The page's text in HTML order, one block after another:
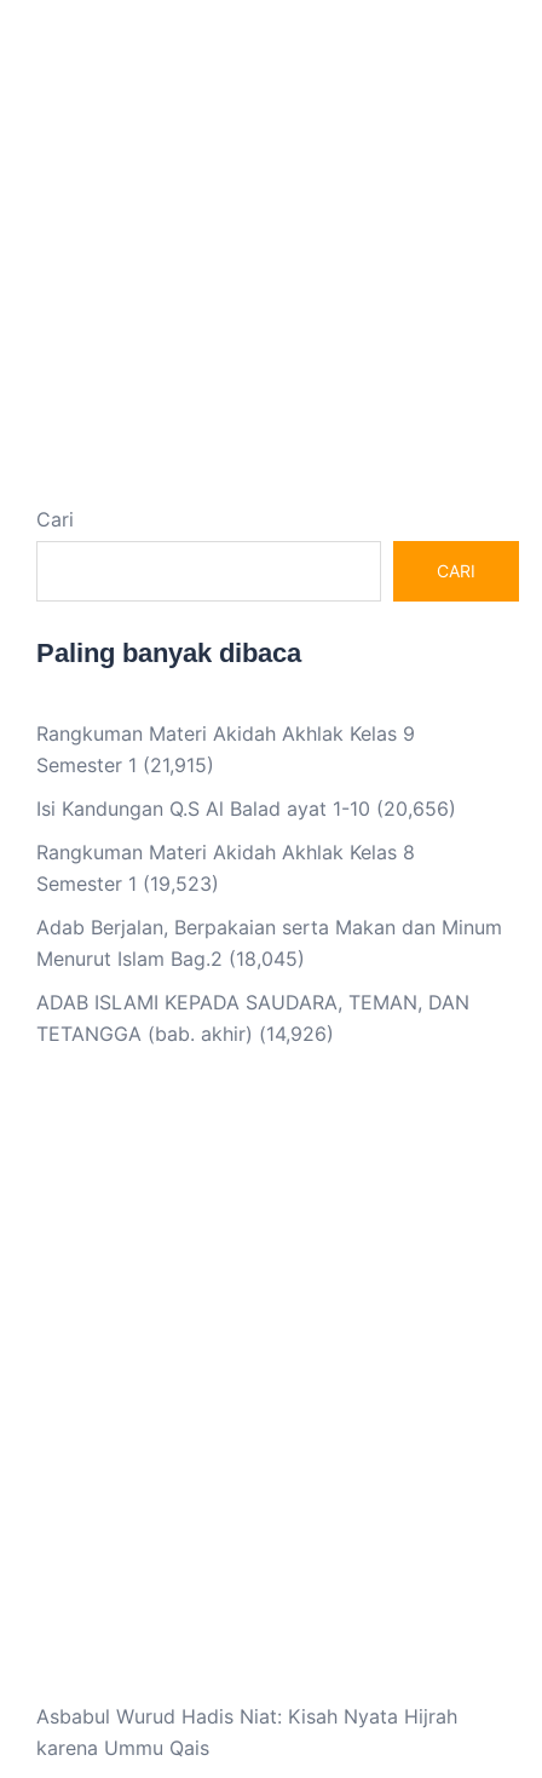
Cari
CARI
Paling banyak dibaca
Rangkuman Materi Akidah Akhlak Kelas 9
Semester 1 (21,915)
Isi Kandungan Q.S Al Balad ayat 1-10 (20,656)
Rangkuman Materi Akidah Akhlak Kelas 8
Semester 1 (19,523)
Adab Berjalan, Berpakaian serta Makan dan Minum
Menurut Islam Bag.2 (18,045)
ADAB ISLAMI KEPADA SAUDARA, TEMAN, DAN
TETANGGA (bab. akhir) (14,926)
Asbabul Wurud Hadis Niat: Kisah Nyata Hijrah
karena Ummu Qais